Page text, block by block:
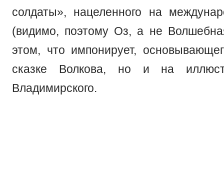
солдаты», нацеленного на
(видимо, поэтому Оз, а не
этом, что импонирует,
сказке Волкова, но и на
Владимирского.